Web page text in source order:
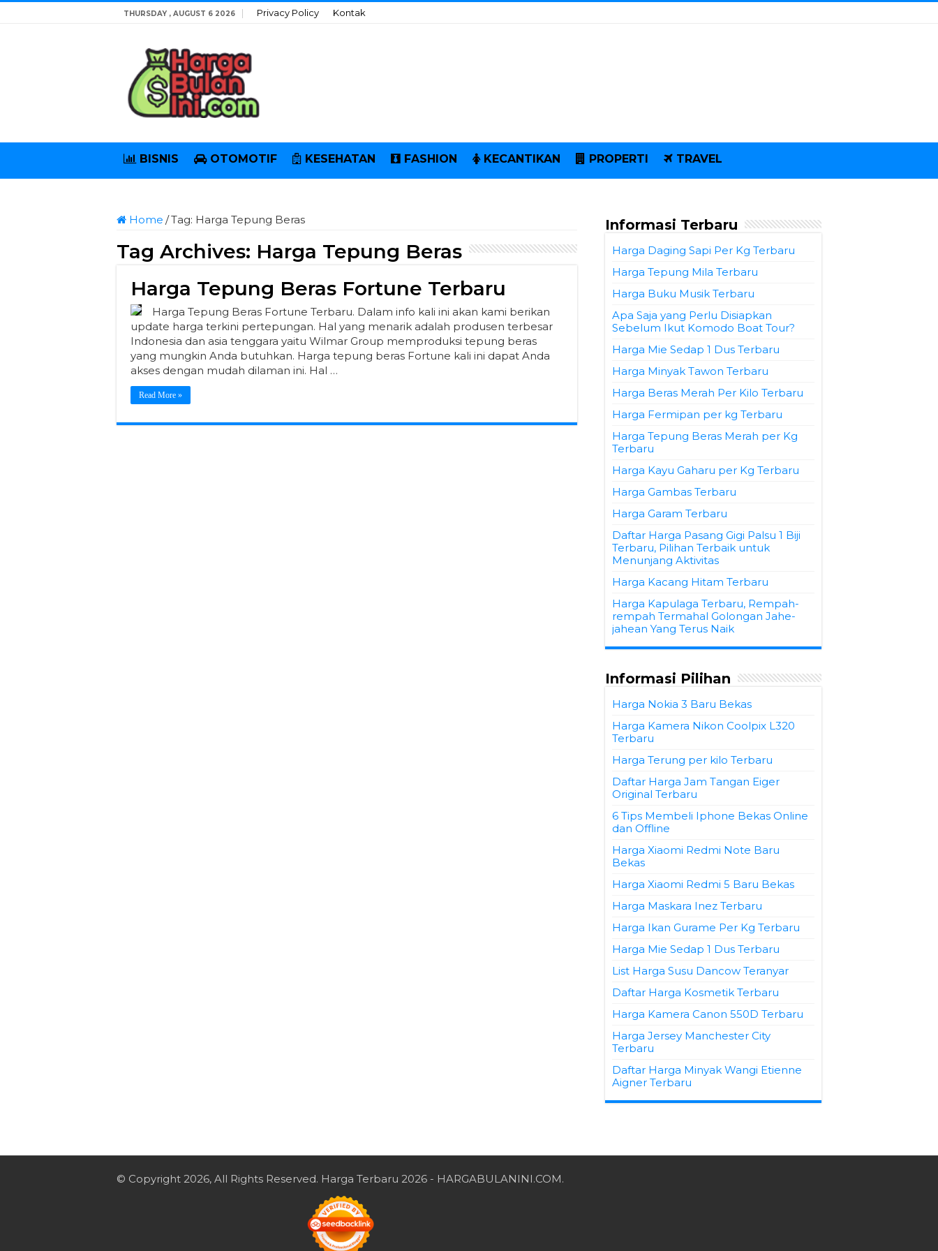
THURSDAY , AUGUST 6 2026 Privacy Policy Kontak
BISNIS OTOMOTIF KESEHATAN FASHION KECANTIKAN PROPERTI TRAVEL
Home /Tag: Harga Tepung Beras
Tag Archives: Harga Tepung Beras
Harga Tepung Beras Fortune Terbaru
Harga Tepung Beras Fortune Terbaru. Dalam info kali ini akan kami berikan
update harga terkini pertepungan. Hal yang menarik adalah produsen terbesar
Indonesia dan asia tenggara yaitu Wilmar Group memproduksi tepung beras
yang mungkin Anda butuhkan. Harga tepung beras Fortune kali ini dapat Anda
akses dengan mudah dilaman ini. Hal …
Read More »
Informasi Terbaru
Harga Daging Sapi Per Kg Terbaru
Harga Tepung Mila Terbaru
Harga Buku Musik Terbaru
Apa Saja yang Perlu Disiapkan
Sebelum Ikut Komodo Boat Tour?
Harga Mie Sedap 1 Dus Terbaru
Harga Minyak Tawon Terbaru
Harga Beras Merah Per Kilo Terbaru
Harga Fermipan per kg Terbaru
Harga Tepung Beras Merah per Kg
Terbaru
Harga Kayu Gaharu per Kg Terbaru
Harga Gambas Terbaru
Harga Garam Terbaru
Daftar Harga Pasang Gigi Palsu 1 Biji
Terbaru, Pilihan Terbaik untuk
Menunjang Aktivitas
Harga Kacang Hitam Terbaru
Harga Kapulaga Terbaru, Rempah-
rempah Termahal Golongan Jahe-
jahean Yang Terus Naik
Informasi Pilihan
Harga Nokia 3 Baru Bekas
Harga Kamera Nikon Coolpix L320
Terbaru
Harga Terung per kilo Terbaru
Daftar Harga Jam Tangan Eiger
Original Terbaru
6 Tips Membeli Iphone Bekas Online
dan Offline
Harga Xiaomi Redmi Note Baru
Bekas
Harga Xiaomi Redmi 5 Baru Bekas
Harga Maskara Inez Terbaru
Harga Ikan Gurame Per Kg Terbaru
Harga Mie Sedap 1 Dus Terbaru
List Harga Susu Dancow Teranyar
Daftar Harga Kosmetik Terbaru
Harga Kamera Canon 550D Terbaru
Harga Jersey Manchester City
Terbaru
Daftar Harga Minyak Wangi Etienne
Aigner Terbaru
© Copyright 2026, All Rights Reserved. Harga Terbaru 2026 - HARGABULANINI.COM.